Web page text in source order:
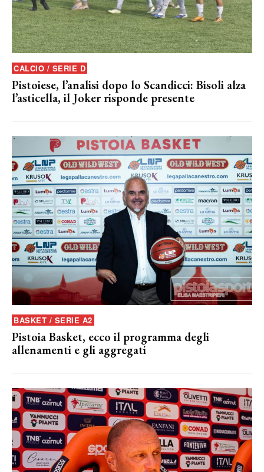
CALCIO / SERIE D
Pistoiese, l’analisi dopo lo Scandicci: Bisoli alza
l’asticella, il Joker risponde presente
BASKET / SERIE A2
Pistoia Basket, ecco il programma degli
allenamenti e gli aggregati